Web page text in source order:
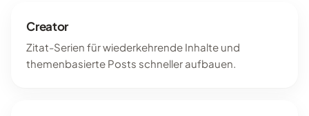
Creator
Zitat-Serien für wiederkehrende Inhalte und
themenbasierte Posts schneller aufbauen.